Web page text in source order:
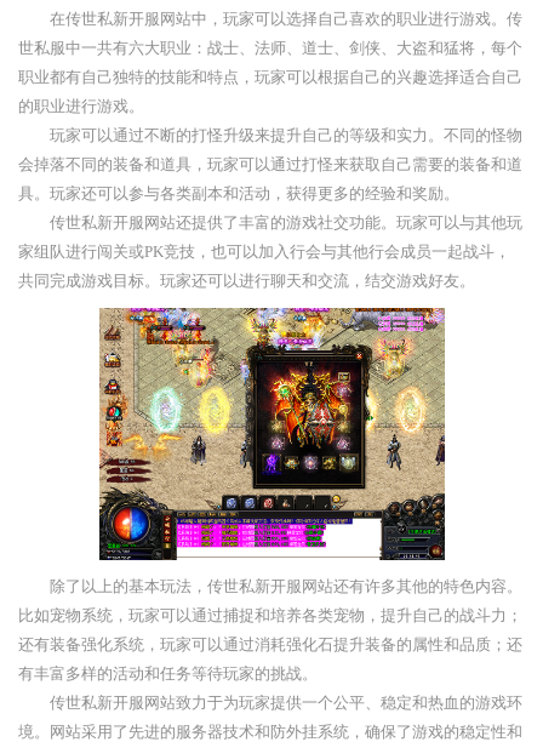
在传世私新开服网站中，玩家可以选择自己喜欢的职业进行游戏。传
世私服中一共有六大职业：战士、法师、道士、剑侠、大盗和猛将，每个
职业都有自己独特的技能和特点，玩家可以根据自己的兴趣选择适合自己
的职业进行游戏。
玩家可以通过不断的打怪升级来提升自己的等级和实力。不同的怪物
会掉落不同的装备和道具，玩家可以通过打怪来获取自己需要的装备和道
具。玩家还可以参与各类副本和活动，获得更多的经验和奖励。
传世私新开服网站还提供了丰富的游戏社交功能。玩家可以与其他玩
家组队进行闯关或PK竞技，也可以加入行会与其他行会成员一起战斗，
共同完成游戏目标。玩家还可以进行聊天和交流，结交游戏好友。
除了以上的基本玩法，传世私新开服网站还有许多其他的特色内容。
比如宠物系统，玩家可以通过捕捉和培养各类宠物，提升自己的战斗力；
还有装备强化系统，玩家可以通过消耗强化石提升装备的属性和品质；还
有丰富多样的活动和任务等待玩家的挑战。
传世私新开服网站致力于为玩家提供一个公平、稳定和热血的游戏环
境。网站采用了先进的服务器技术和防外挂系统，确保了游戏的稳定性和